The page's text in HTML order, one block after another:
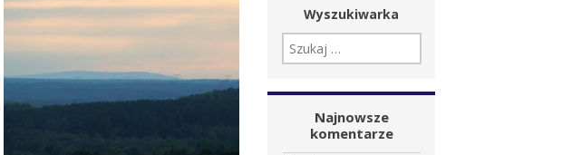
Wyszukiwarka
SZUKAJ:
Najnowsze
komentarze